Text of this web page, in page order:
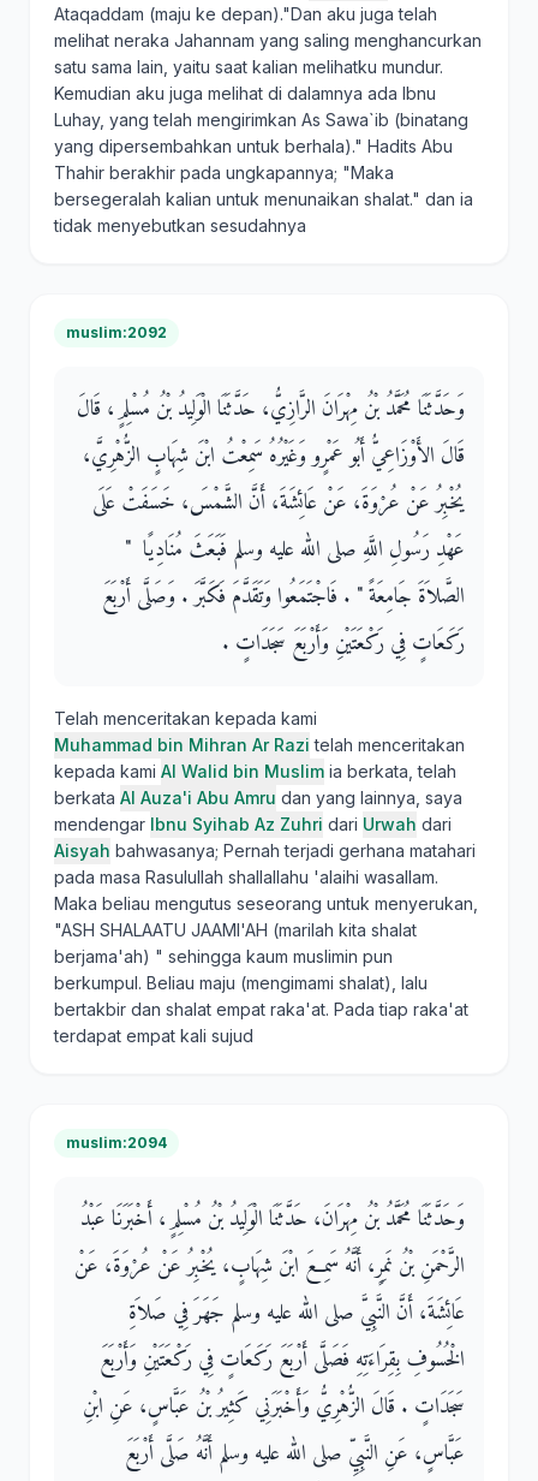
Ataqaddam (maju ke depan)."Dan aku juga telah
melihat neraka Jahannam yang saling menghancurkan
satu sama lain, yaitu saat kalian melihatku mundur.
Kemudian aku juga melihat di dalamnya ada Ibnu
Luhay, yang telah mengirimkan As Sawa`ib (binatang
yang dipersembahkan untuk berhala)." Hadits Abu
Thahir berakhir pada ungkapannya; "Maka
bersegeralah kalian untuk menunaikan shalat." dan ia
tidak menyebutkan sesudahnya
muslim:2092
وَحَدَّثَنَا مُحَمَّدُ بْنُ مِهْرَانَ الرَّازِيُّ، حَدَّثَنَا الْوَلِيدُ بْنُ مُسْلِمٍ، قَالَ
قَالَ الأَوْزَاعِيُّ أَبُو عَمْرٍو وَغَيْرُهُ سَمِعْتُ ابْنَ شِهَابٍ الزُّهْرِيَّ،
يُخْبِرُ عَنْ عُرْوَةَ، عَنْ عَائِشَةَ، أَنَّ الشَّمْسَ، خَسَفَتْ عَلَى
عَهْدِ رَسُولِ اللَّهِ صلى الله عليه وسلم فَبَعَثَ مُنَادِيًا ‏ "‏
الصَّلاَةَ جَامِعَةً ‏"‏ ‏.‏ فَاجْتَمَعُوا وَتَقَدَّمَ فَكَبَّرَ ‏.‏ وَصَلَّى أَرْبَعَ
رَكَعَاتٍ فِي رَكْعَتَيْنِ وَأَرْبَعَ سَجَدَاتٍ ‏.‏
Telah menceritakan kepada kami
Muhammad bin Mihran Ar Razi telah menceritakan
kepada kami Al Walid bin Muslim ia berkata, telah
berkata Al Auza'i Abu Amru dan yang lainnya, saya
mendengar Ibnu Syihab Az Zuhri dari Urwah dari
Aisyah bahwasanya; Pernah terjadi gerhana matahari
pada masa Rasulullah shallallahu 'alaihi wasallam.
Maka beliau mengutus seseorang untuk menyerukan,
"ASH SHALAATU JAAMI'AH (marilah kita shalat
berjama'ah) " sehingga kaum muslimin pun
berkumpul. Beliau maju (mengimami shalat), lalu
bertakbir dan shalat empat raka'at. Pada tiap raka'at
terdapat empat kali sujud
muslim:2094
وَحَدَّثَنَا مُحَمَّدُ بْنُ مِهْرَانَ، حَدَّثَنَا الْوَلِيدُ بْنُ مُسْلِمٍ، أَخْبَرَنَا عَبْدُ
الرَّحْمَنِ بْنُ نَمِرٍ، أَنَّهُ سَمِعَ ابْنَ شِهَابٍ، يُخْبِرُ عَنْ عُرْوَةَ، عَنْ
عَائِشَةَ، أَنَّ النَّبِيَّ صلى الله عليه وسلم جَهَرَ فِي صَلاَةِ
الْخُسُوفِ بِقِرَاءَتِهِ فَصَلَّى أَرْبَعَ رَكَعَاتٍ فِي رَكْعَتَيْنِ وَأَرْبَعَ
سَجَدَاتٍ ‏.‏ قَالَ الزُّهْرِيُّ وَأَخْبَرَنِي كَثِيرُ بْنُ عَبَّاسٍ، عَنِ ابْنِ
عَبَّاسٍ، عَنِ النَّبِيِّ صلى الله عليه وسلم أَنَّهُ صَلَّى أَرْبَعَ